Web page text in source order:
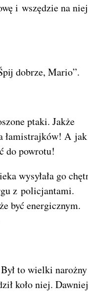
i wszędzie na niej
dobrze, Mario”.
ptaki. Jakże
łamistrajków! A jak
do powrotu!
wysyłała go
z policjantami.
być energicznym.
to wielki narożny
koło niej.